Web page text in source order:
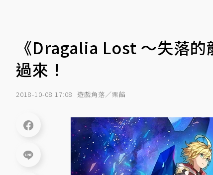
《Dragalia Lost ～失落
過來！
2018-10-08 17:08 遊戲角落／栗餡